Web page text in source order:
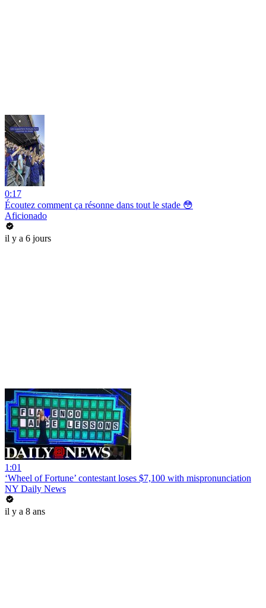
0:17
Écoutez comment ça résonne dans tout le stade 😳
Aficionado
il y a 6 jours
1:01
‘Wheel of Fortune’ contestant loses $7,100 with mispronunciation
NY Daily News
il y a 8 ans